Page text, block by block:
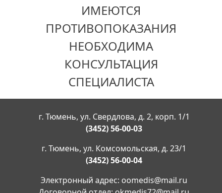
ИМЕЮТСЯ
ПРОТИВОПОКАЗАНИЯ
НЕОБХОДИМА
КОНСУЛЬТАЦИЯ
СПЕЦИАЛИСТА
г. Тюмень, ул. Свердлова, д. 2, корп. 1/1
(3452) 56-00-03
г. Тюмень, ул. Комсомольская, д. 23/1
(3452) 56-00-04
Электронный адрес: oomedis@mail.ru